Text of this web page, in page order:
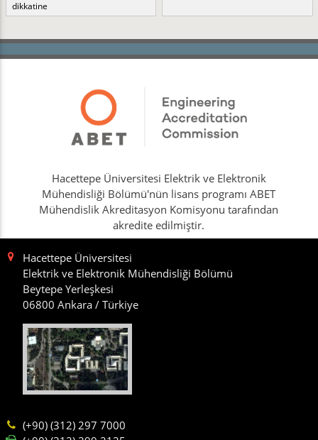
dikkatine
Hacettepe Üniversitesi Elektrik ve Elektronik
Mühendisliği Bölümü'nün lisans programı ABET
Mühendislik Akreditasyon Komisyonu tarafından
akredite edilmiştir.
Hacettepe Üniversitesi
Elektrik ve Elektronik Mühendisliği Bölümü
Beytepe Yerleşkesi
06800 Ankara / Türkiye
(+90) (312) 297 7000